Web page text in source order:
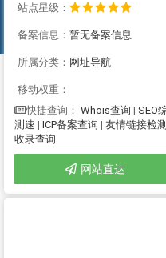
站点星级：
备案信息： 暂无备案信息
所属分类： 网址导航
移动权重：
快捷查询： Whois查询 | SEO
测速 | ICP备案查询 | 友情链接检测
收录查询
网站直达